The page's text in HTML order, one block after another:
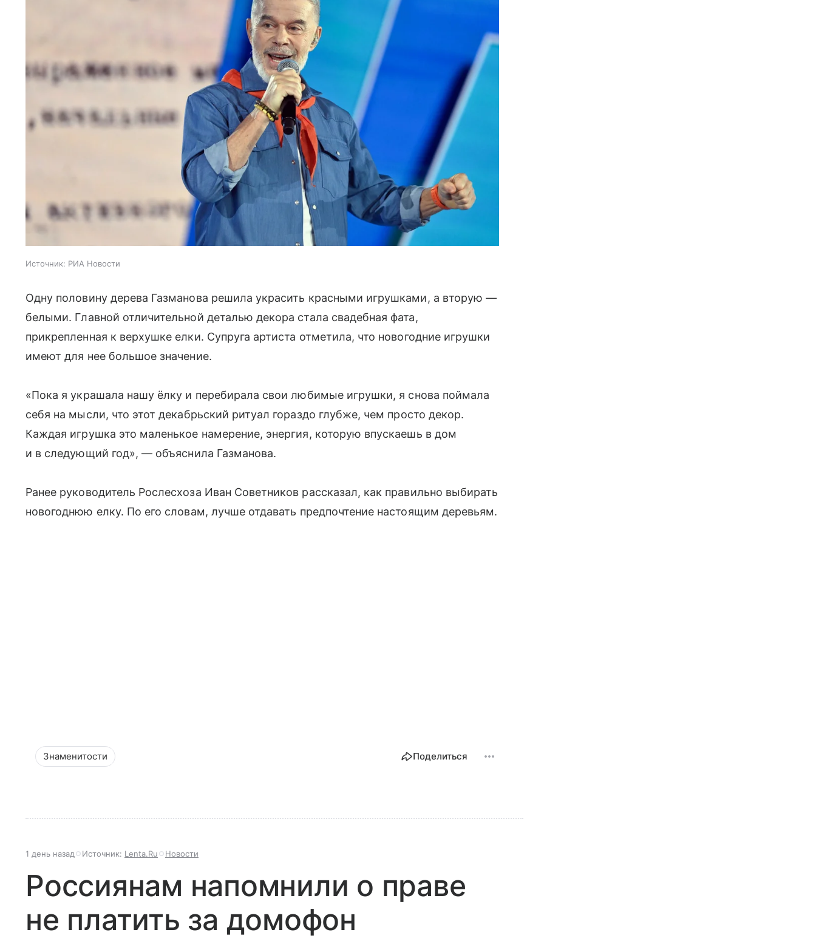
Источник: РИА Новости
Одну половину дерева Газманова решила украсить красными игрушками, а вторую —
белыми. Главной отличительной деталью декора стала свадебная фата,
прикрепленная к верхушке елки. Супруга артиста отметила, что новогодние игрушки
имеют для нее большое значение.
«Пока я украшала нашу ёлку и перебирала свои любимые игрушки, я снова поймала
себя на мысли, что этот декабрьский ритуал гораздо глубже, чем просто декор.
Каждая игрушка это маленькое намерение, энергия, которую впускаешь в дом
и в следующий год», — объяснила Газманова.
Ранее руководитель Рослесхоза Иван Советников рассказал, как правильно выбирать
новогоднюю елку. По его словам, лучше отдавать предпочтение настоящим деревьям.
Знаменитости Поделиться
1 день назад Источник: Lenta.Ru Новости
Россиянам напомнили о праве
не платить за домофон